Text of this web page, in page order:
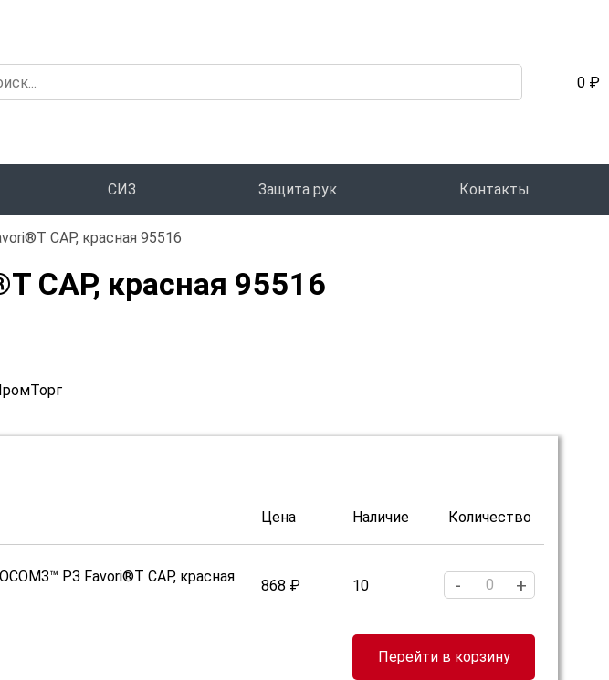
0 ₽
СИЗ Защита рук Контакты
CAP, красная 95516
CAP, красная 95516
Цена Наличие Количество
РЗ Favori®T CAP, красная
868 ₽ 10 - +
Перейти в корзину